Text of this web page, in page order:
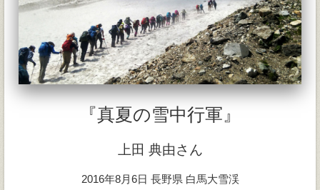
『真夏の雪中行軍』
上田 典由さん
2016年8月6日 長野県 白馬大雪渓